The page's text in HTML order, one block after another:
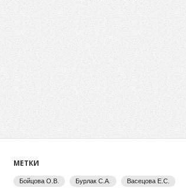
МЕТКИ
Бойцова О.В. Бурлак С.А.
Васецова Е.С.